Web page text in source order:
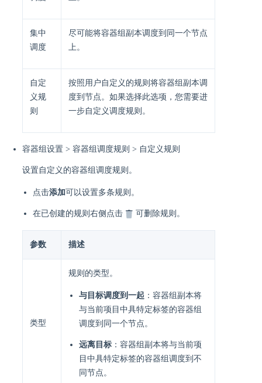
集中
调度
尽可能将容器组副本调度到同一个节点
上。
自定
义规
则
按照用户自定义的规则将容器组副本调
度到节点。如果选择此选项，您需要进
一步自定义调度规则。
容器组设置 > 容器组调度规则 > 自定义规则
设置自定义的容器组调度规则。
点击添加可以设置多条规则。
在已创建的规则右侧点击 可删除规则。
参数 描述
类型
规则的类型。
与目标调度到一起 ：容器组副本将
与当前项目中具特定标签的容器组
调度到同一个节点。
远离目标 ：容器组副本将与当前项
目中具特定标签的容器组调度到不
同节点。